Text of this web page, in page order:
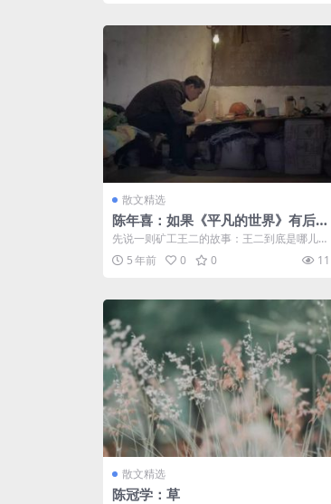
散文精选
陈年喜：如果《平凡的世界》有后
续，大概就会这么写
先说一则矿工王二的故事：王二到底是哪儿的
人，我也不大清楚，也用不着清楚，能搭伙
就...5 年前 0 0 11
散文精选
陈冠学：草